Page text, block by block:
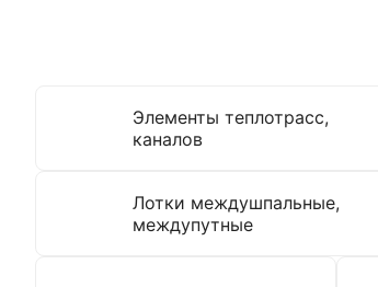
Элементы теплотрасс,
каналов
Лотки междушпальные,
междупутные